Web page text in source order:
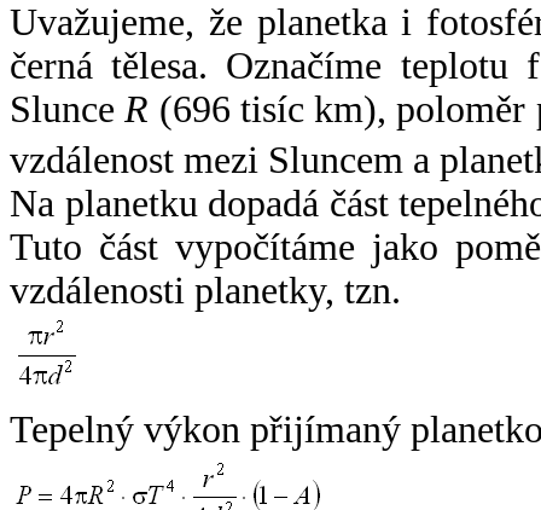
Uvažujeme, že planetka i
černá tělesa. Označíme
SlunceR (696 tisíc km),
vzdálenost mezi Sluncem a
Na planetku dopadá část
Tuto část vypočítáme jako
vzdálenosti planetky, tzn.
Tepelný výkon přijímaný